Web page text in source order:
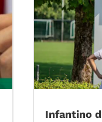
Infantino